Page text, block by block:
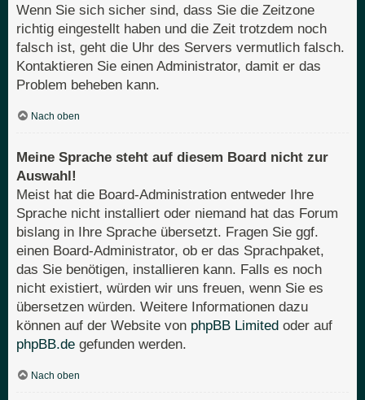
Wenn Sie sich sicher sind, dass Sie die Zeitzone
richtig eingestellt haben und die Zeit trotzdem noch
falsch ist, geht die Uhr des Servers vermutlich falsch.
Kontaktieren Sie einen Administrator, damit er das
Problem beheben kann.
Nach oben
Meine Sprache steht auf diesem Board nicht zur
Auswahl!
Meist hat die Board-Administration entweder Ihre
Sprache nicht installiert oder niemand hat das Forum
bislang in Ihre Sprache übersetzt. Fragen Sie ggf.
einen Board-Administrator, ob er das Sprachpaket,
das Sie benötigen, installieren kann. Falls es noch
nicht existiert, würden wir uns freuen, wenn Sie es
übersetzen würden. Weitere Informationen dazu
können auf der Website von phpBB Limited oder auf
phpBB.de gefunden werden.
Nach oben